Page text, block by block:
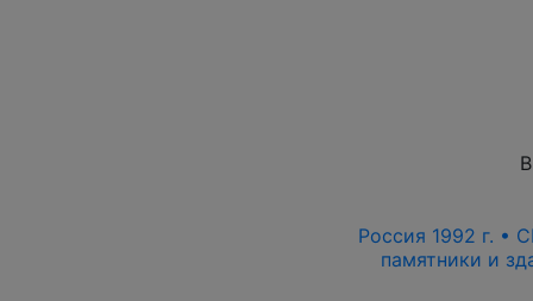
Россия 1992 г. •
памятники и